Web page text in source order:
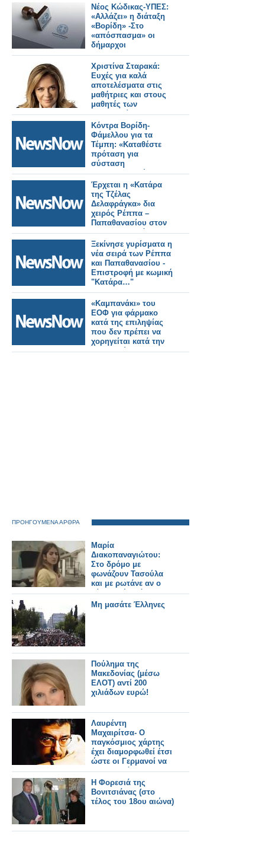
Νέος Κώδικας-ΥΠΕΣ:
«Αλλάζει» η διάταξη
«Βορίδη» -Στο
«απόσπασμα» οι
δήμαρχοι
Χριστίνα Σταρακά:
Eυχές για καλά
αποτελέσματα στις
μαθήτριες και στους
μαθητές των
Πανελληνίων –
«Βολές» κατά του
κράτους και του
Υπουργείου Παιδείας
για τη διεξαγωγή τους
Κόντρα Βορίδη-
Φάμελλου για τα
Τέμπη: «Καταθέστε
πρόταση για
σύσταση
προανακριτικής
επιτροπής»
Έρχεται η «Κατάρα
της Τζέλας
Δελαφράγκα» δια
χειρός Ρέππα –
Παπαθανασίου στον
ALPHA - Διαβάστε τα
πάντα για τη σειρά
Ξεκίνησε γυρίσματα η
νέα σειρά των Ρέππα
και Παπαθανασίου -
Επιστροφή με κωμική
"Κατάρα…"
«Καμπανάκι» του
ΕΟΦ για φάρμακο
κατά της επιληψίας
που δεν πρέπει να
χορηγείται κατά την
εγκυμοσύνη
ΠΡΟΗΓΟΥΜΕΝΑ ΑΡΘΡΑ
Μαρία
Διακοπαναγιώτου:
Στο δρόμο με
φωνάζουν Τασούλα
και με ρωτάνε αν ο
Κίτσος ξέρει ότι
κυκλοφορώ έξω
Μη μασάτε Έλληνες
Πούλημα της
Μακεδονίας (μέσω
ΕΛΟΤ) αντί 200
χιλιάδων ευρώ!
Λαυρέντη
Μαχαιρίτσα- Ο
παγκόσμιος χάρτης
έχει διαμορφωθεί έτσι
ώστε οι Γερμανοί να
ζουν σε βάρος μας.
Η Φορεσιά της
Βονιτσιάνας (στο
τέλος του 18ου αιώνα)